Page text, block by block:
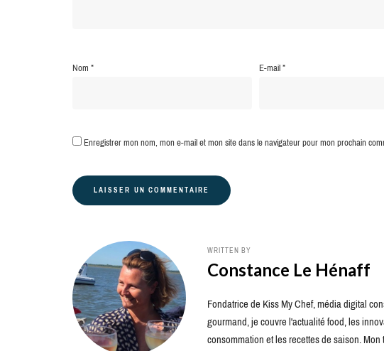
Nom* E-mail*
Enregistrer mon nom, mon e-mail et mon site dans le navigateur pour mon prochain
WRITTEN BY
Constance Le Hénaff
Fondatrice de Kiss My Chef, média digital
gourmand, je couvre l'actualité food, les
consommation et les recettes de saison.